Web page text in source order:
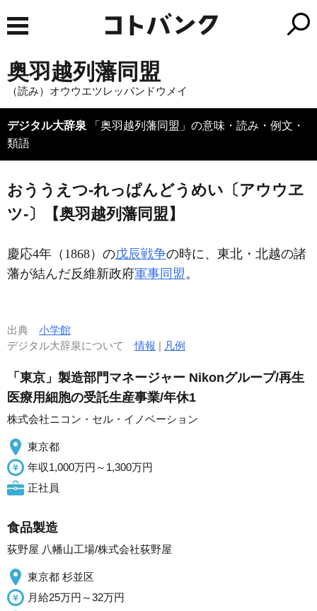
奥羽越列藩同盟
（読み）オウウエツレッパンドウメイ
デジタル大辞泉 「奥羽越列藩同盟」の意味・読み・例文・
類語
おううえつ‐れっぱんどうめい〔アウウヱ
ツ‐〕【奥羽越列藩同盟】
慶応4年（1868）の戊辰戦争の時に、東北・北越の諸
藩が結んだ反維新政府軍事同盟。
出典 小学館
デジタル大辞泉について情報 | 凡例
「東京」製造部門マネージャー Nikonグループ/再生
医療用細胞の受託生産事業/年休1
株式会社ニコン・セル・イノベーション
東京都
年収1,000万円～1,300万円
正社員
食品製造
荻野屋 八幡山工場/株式会社荻野屋
東京都 杉並区
月給25万円～32万円